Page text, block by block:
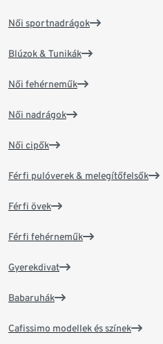
Női sportnadrágok
Blúzok & Tunikák
Női fehérneműk
Női nadrágok
Női cipők
Férfi pulóverek & melegítőfelsők
Férfi övek
Férfi fehérneműk
Gyerekdivat
Babaruhák
Cafissimo modellek és színek